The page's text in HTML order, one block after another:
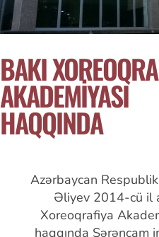
BAKI
AKADEMİYASI
HAQQINDA
Azərbaycan
Əliyev 2014-cü il
Xoreoqrafiya
haqqında Sərəncam